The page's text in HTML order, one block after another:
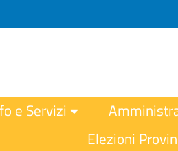
e Servizi
Elezioni